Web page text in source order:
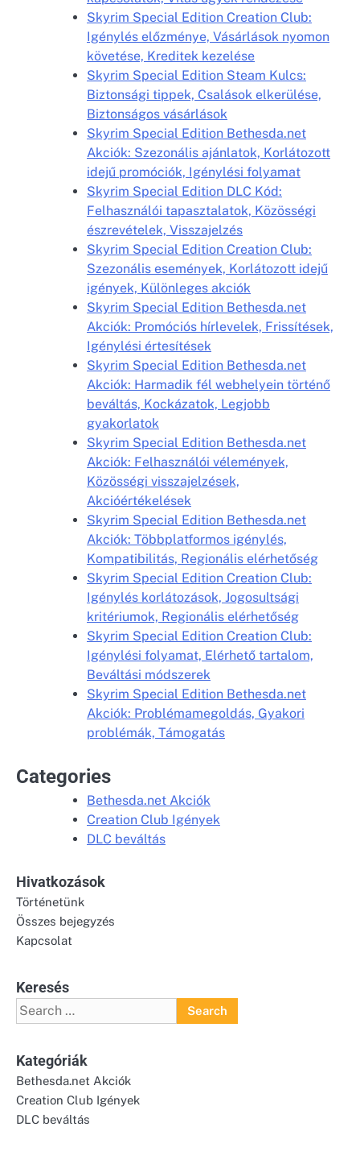
Skyrim Special Edition Creation Club:
Igénylés előzménye, Vásárlások nyomon
követése, Kreditek kezelése
Skyrim Special Edition Steam Kulcs:
Biztonsági tippek, Csalások elkerülése,
Biztonságos vásárlások
Skyrim Special Edition Bethesda.net
Akciók: Szezonális ajánlatok, Korlátozott
idejű promóciók, Igénylési folyamat
Skyrim Special Edition DLC Kód:
Felhasználói tapasztalatok, Közösségi
észrevételek, Visszajelzés
Skyrim Special Edition Creation Club:
Szezonális események, Korlátozott idejű
igények, Különleges akciók
Skyrim Special Edition Bethesda.net
Akciók: Promóciós hírlevelek, Frissítések,
Igénylési értesítések
Skyrim Special Edition Bethesda.net
Akciók: Harmadik fél webhelyein történő
beváltás, Kockázatok, Legjobb
gyakorlatok
Skyrim Special Edition Bethesda.net
Akciók: Felhasználói vélemények,
Közösségi visszajelzések,
Akcióértékelések
Skyrim Special Edition Bethesda.net
Akciók: Többplatformos igénylés,
Kompatibilitás, Regionális elérhetőség
Skyrim Special Edition Creation Club:
Igénylés korlátozások, Jogosultsági
kritériumok, Regionális elérhetőség
Skyrim Special Edition Creation Club:
Igénylési folyamat, Elérhető tartalom,
Beváltási módszerek
Skyrim Special Edition Bethesda.net
Akciók: Problémamegoldás, Gyakori
problémák, Támogatás
Categories
Bethesda.net Akciók
Creation Club Igények
DLC beváltás
Hivatkozások
Történetünk
Összes bejegyzés
Kapcsolat
Keresés
Search
for:
Kategóriák
Bethesda.net Akciók
Creation Club Igények
DLC beváltás